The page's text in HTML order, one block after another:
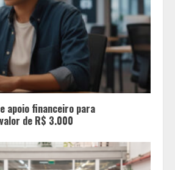
apoio financeiro para
de R$ 3.000